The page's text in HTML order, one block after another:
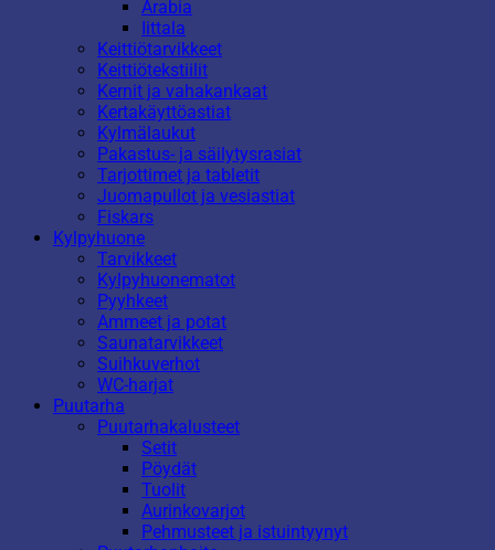
Arabia
Iittala
Keittiötarvikkeet
Keittiötekstiilit
Kernit ja vahakankaat
Kertakäyttöastiat
Kylmälaukut
Pakastus- ja säilytysrasiat
Tarjottimet ja tabletit
Juomapullot ja vesiastiat
Fiskars
Kylpyhuone
Tarvikkeet
Kylpyhuonematot
Pyyhkeet
Ammeet ja potat
Saunatarvikkeet
Suihkuverhot
WC-harjat
Puutarha
Puutarhakalusteet
Setit
Pöydät
Tuolit
Aurinkovarjot
Pehmusteet ja istuintyynyt